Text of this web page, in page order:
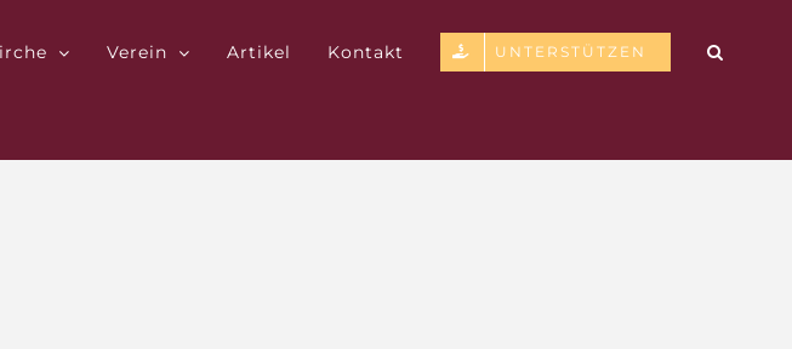
Verein Artikel Kontakt UNTERSTÜTZEN